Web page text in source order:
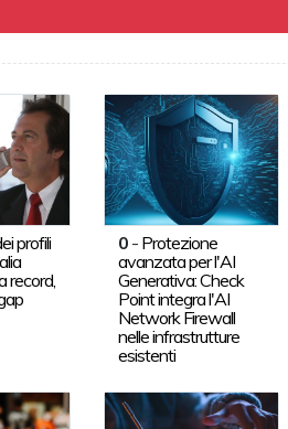
profili
record,
0- Protezione
avanzata per l'AI
Generativa: Check
Point integra l'AI
Network Firewall
nelle infrastrutture
esistenti